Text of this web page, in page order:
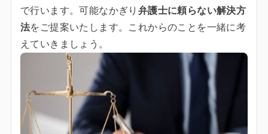
で行います。可能なかぎり 弁護士に頼らない解決方
法をご提案いたします。これからのことを一緒に考
えていきましょう。